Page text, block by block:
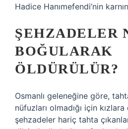
Hadice Hanımefendi’nin
ŞEHZADELER
BOĞULARAK
ÖLDÜRÜLÜR?
Osmanlı geleneğine göre,
nüfuzları olmadığı için
şehzadeler hariç tahta